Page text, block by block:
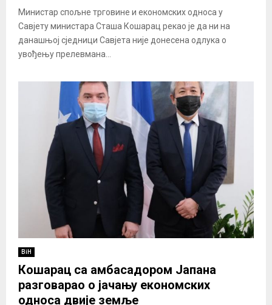
Министар спољне трговине и економских односа у
Савјету министара Сташа Кошарац рекао је да ни на
данашњој сједници Савјета није донесена одлука о
увођењу прелевмана...
BiH
Кошарац са амбасадором Јапана
разговарао о јачању економских
односа двије земље